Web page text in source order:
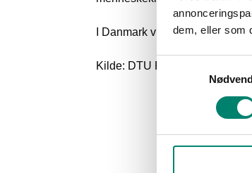
dem, eller som
Samtykkevalg
I Danmark vurderer man
Kilde: DTU Fødevareinstituttet